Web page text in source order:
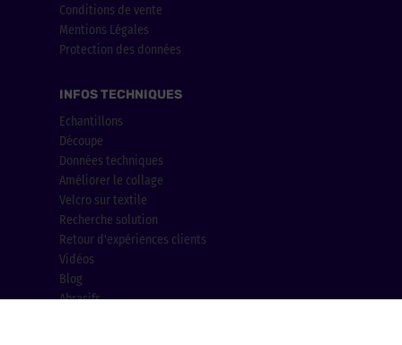
Conditions de vente
Mentions Légales
Protection des données
INFOS TECHNIQUES
Echantillons
Découpe
Données techniques
Améliorer le collage
Velcro sur textile
Recherche solution
Retour d'expériences clients
Vidéos
Blog
Abrasifs